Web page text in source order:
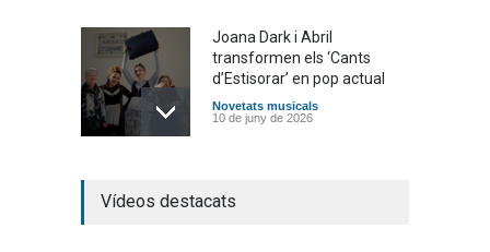
Joana Dark i Abril
transformen els ‘Cants
d’Estisorar’ en pop actual
Novetats musicals
10 de juny de 2026
la calor amb l’himne
Vídeos destacats